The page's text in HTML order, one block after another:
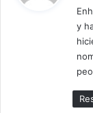
y